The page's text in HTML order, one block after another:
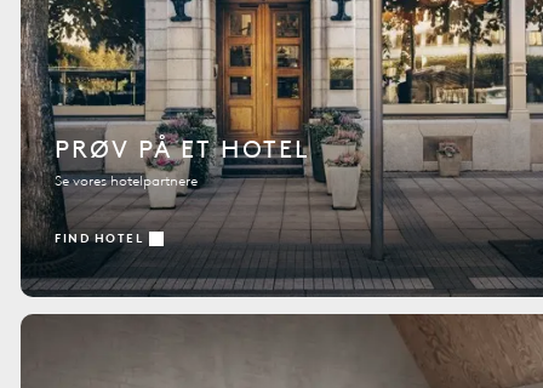
PRØV PÅ ET HOTEL
Se vores hotelpartnere
FIND HOTEL